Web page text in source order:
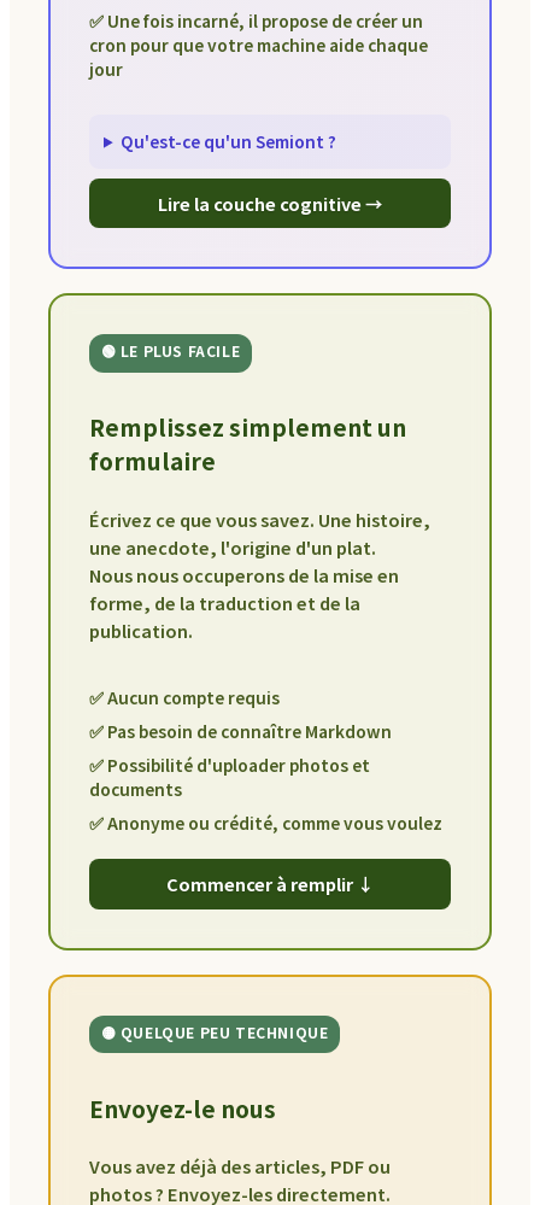
✅ Une fois incarné, il propose de créer un
cron pour que votre machine aide chaque
jour
Qu'est-ce qu'un Semiont ?
Lire la couche cognitive →
🟢 LE PLUS FACILE
Remplissez simplement un
formulaire
Écrivez ce que vous savez. Une histoire,
une anecdote, l'origine d'un plat.
Nous nous occuperons de la mise en
forme, de la traduction et de la
publication.
✅ Aucun compte requis
✅ Pas besoin de connaître Markdown
✅ Possibilité d'uploader photos et
documents
✅ Anonyme ou crédité, comme vous voulez
Commencer à remplir ↓
🟡 QUELQUE PEU TECHNIQUE
Envoyez-le nous
Vous avez déjà des articles, PDF ou
photos ? Envoyez-les directement.